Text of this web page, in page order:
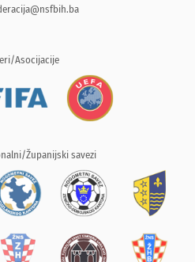
Asocijacije
Županijski savezi